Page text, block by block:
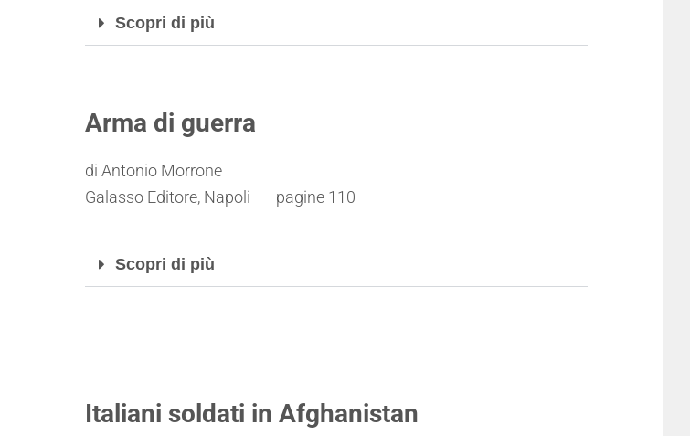
Scopri di più
Arma di guerra
di Antonio Morrone
Galasso Editore, Napoli – pagine 110
Scopri di più
Italiani soldati in Afghanistan